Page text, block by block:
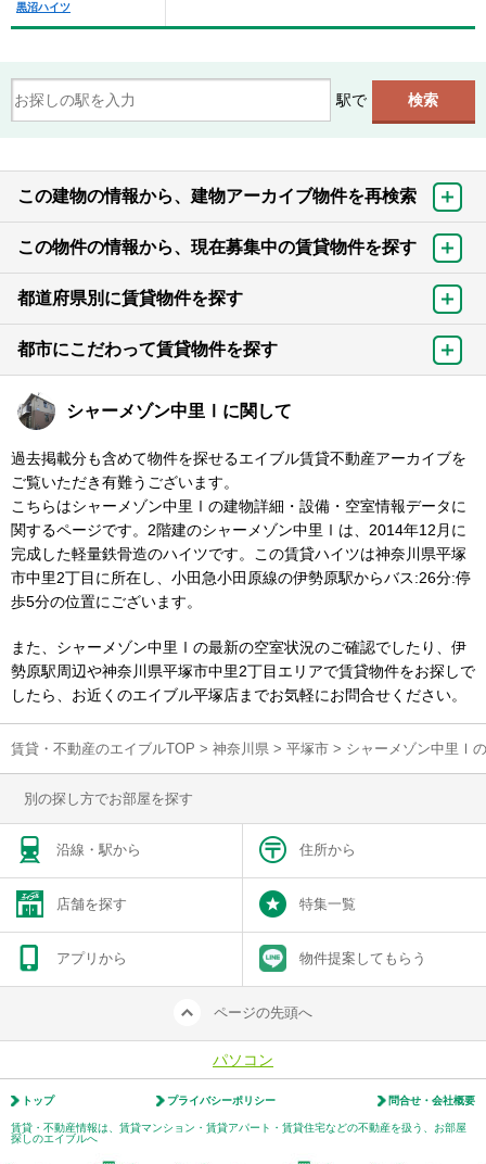
黒沼ハイツ
駅で
この建物の情報から、建物アーカイブ物件を再検索
この物件の情報から、現在募集中の賃貸物件を探す
都道府県別に賃貸物件を探す
都市にこだわって賃貸物件を探す
シャーメゾン中里Ⅰに関して
過去掲載分も含めて物件を探せるエイブル賃貸不動産アーカイブを
ご覧いただき有難うございます。
こちらはシャーメゾン中里Ⅰの建物詳細・設備・空室情報データに
関するページです。2階建のシャーメゾン中里Ⅰは、2014年12月に
完成した軽量鉄骨造のハイツです。この賃貸ハイツは神奈川県平塚
市中里2丁目に所在し、小田急小田原線の伊勢原駅からバス:26分:停
歩5分の位置にございます。
また、シャーメゾン中里Ⅰの最新の空室状況のご確認でしたり、伊
勢原駅周辺や神奈川県平塚市中里2丁目エリアで賃貸物件をお探しで
したら、お近くのエイブル平塚店までお気軽にお問合せください。
賃貸・不動産のエイブルTOP > 神奈川県 > 平塚市 > シャーメゾン中里Ⅰ
別の探し方でお部屋を探す
沿線・駅から 住所から
店舗を探す 特集一覧
アプリから 物件提案してもらう
ページの先頭へ
パソコン
トップ プライバシーポリシー 問合せ・会社概要
賃貸・不動産情報は、賃貸マンション・賃貸アパート・賃貸住宅などの不動産を扱う、お部屋
探しのエイブルへ